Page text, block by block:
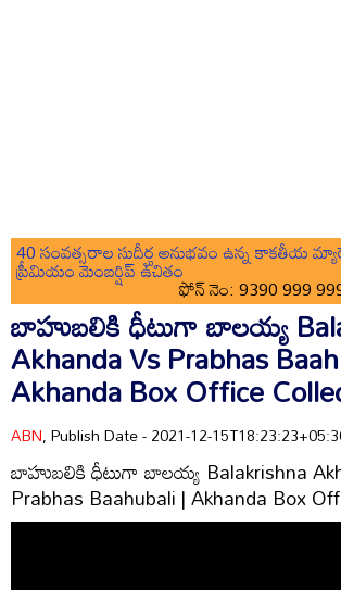
40 సంవత్సరాల సుదీర్ఘ అనుభవం ఉన్న కాకతీయ
ప్రీమియం మెంబర్షిప్ ఉచితం
ఫోన్ నెం: 9390 999
బాహుబలికి ధీటుగా బాలయ్య
Akhanda Vs Prabhas
Akhanda Box Office
ABN, Publish Date - 2021-12-
బాహుబలికి ధీటుగా బాలయ్య Balakrishna
Prabhas Baahubali | Akhanda Box